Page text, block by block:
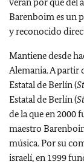
Barenboim es un
y reconocido
Mantiene desde
Alemania. A partir
Estatal de Berlín (
Estatal de Berlín (
de la que en 2000
maestro
música. Por su
israelí, en 1999